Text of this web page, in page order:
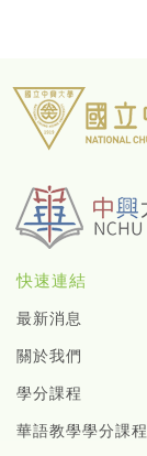
快速連結
最新消息
關於我們
學分課程
華語教學學分課程